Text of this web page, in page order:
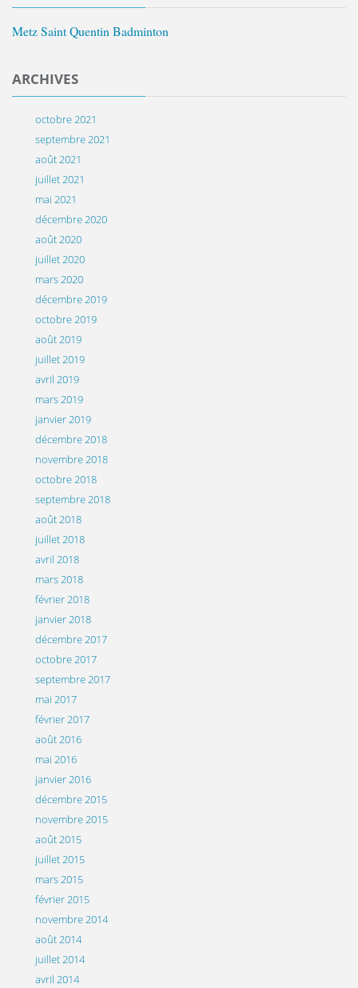
Metz Saint Quentin Badminton
ARCHIVES
octobre 2021
septembre 2021
août 2021
juillet 2021
mai 2021
décembre 2020
août 2020
juillet 2020
mars 2020
décembre 2019
octobre 2019
août 2019
juillet 2019
avril 2019
mars 2019
janvier 2019
décembre 2018
novembre 2018
octobre 2018
septembre 2018
août 2018
juillet 2018
avril 2018
mars 2018
février 2018
janvier 2018
décembre 2017
octobre 2017
septembre 2017
mai 2017
février 2017
août 2016
mai 2016
janvier 2016
décembre 2015
novembre 2015
août 2015
juillet 2015
mars 2015
février 2015
novembre 2014
août 2014
juillet 2014
avril 2014